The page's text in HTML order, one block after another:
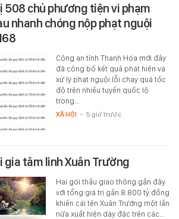
508 chủ phương tiện vi phạm
nhanh chóng nộp phạt nguội
Công an tỉnh Thanh Hóa mới đây
đã công bố kết quả phát hiện và
xử lý phạt nguội lỗi chạy quá tốc
độ trên nhiều tuyến quốc lộ
trong…
XÃ HỘI - 5 giờ trước
tâm linh Xuân Trường
Hai gói thầu giao thông gần đây
với tổng giá trị gần 8.800 tỷ đồng
khiến cái tên Xuân Trường một lần
nữa xuất hiện dày đặc trên các…